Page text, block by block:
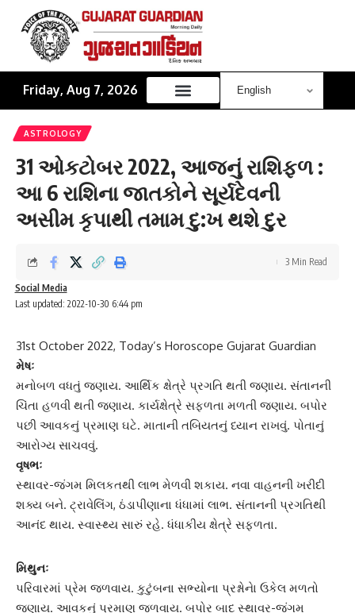
Friday, Aug 7, 2026
ASTROLOGY
31 ઓકટોબર 2022, આજનું રાશિફળ :
આ 6 રાશિના જાતકોને સૂર્યદેવની
અસીમ કૃપાથી તમામ દુ:ખ થશે દુર
Last updated: 2022-10-30 6:44 pm
Social Media
3 Min Read
31st October 2022, Today’s Horoscope Gujarat Guardian
મેષઃ
મનોબળ વધતું જણાય. આર્થિક ક્ષેત્રે પ્રગતિ થતી જણાય. સંતાનની
ચિંતા હળવી થતી જણાય. કાર્યક્ષેત્રે સફળતા મળતી જણાય. બપોર
પછી આવકનું પ્રમાણ ઘટે. માતાની તબિયતનું ધ્યાન રાખવું. પોતાનું
આરોગ્ય સાચવવું.
વૃષભઃ
સ્થાવર-જંગમ મિલકતથી લાભ મેળવી શકાય. નવા વાહનની ખરીદી
શક્ય બને. ટ્રાવેલિંગ, ઠંડાપીણાના ધંધામાં લાભ. સંતાનની પ્રગતિથી
આનંદ થાય. સ્વાસ્થ્ય સારું રહે. ધંધાકીય ક્ષેત્રે સફળતા.
મિથુનઃ
પરિવારમાં પ્રેમ જળવાય. કુટુંબના સભ્યોના પ્રશ્નોનાે ઉકેલ મળતો
જણાય. આવકનું પ્રમાણ જળવાય. બપોર બાદ સ્થાવર-જંગમ